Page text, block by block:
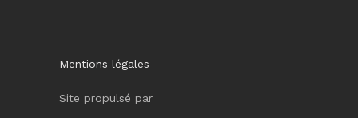
Mentions légales
Site propulsé par